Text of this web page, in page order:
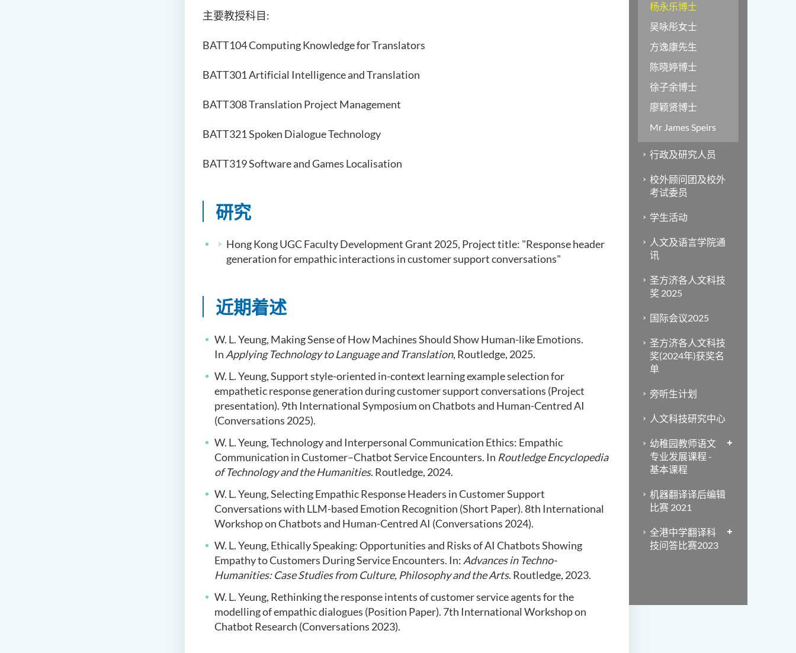
主要教授科目:
BATT104 Computing Knowledge for Translators
BATT301 Artificial Intelligence and Translation
BATT308 Translation Project Management
BATT321 Spoken Dialogue Technology
BATT319 Software and Games Localisation
研究
Hong Kong UGC Faculty Development Grant 2025, Project title: "Response header
generation for empathic interactions in customer support conversations"
近期着述
W. L. Yeung, Making Sense of How Machines Should Show Human-like Emotions.
In Applying Technology to Language and Translation, Routledge, 2025.
W. L. Yeung, Support style-oriented in-context learning example selection for
empathetic response generation during customer support conversations (Project
presentation). 9th International Symposium on Chatbots and Human-Centred AI
(Conversations 2025).
W. L. Yeung, Technology and Interpersonal Communication Ethics: Empathic
Communication in Customer–Chatbot Service Encounters. In Routledge Encyclopedia
of Technology and the Humanities. Routledge, 2024.
W. L. Yeung, Selecting Empathic Response Headers in Customer Support
Conversations with LLM-based Emotion Recognition (Short Paper). 8th International
Workshop on Chatbots and Human-Centred AI (Conversations 2024).
W. L. Yeung, Ethically Speaking: Opportunities and Risks of AI Chatbots Showing
Empathy to Customers During Service Encounters. In: Advances in Techno-
Humanities: Case Studies from Culture, Philosophy and the Arts. Routledge, 2023.
W. L. Yeung, Rethinking the response intents of customer service agents for the
modelling of empathic dialogues (Position Paper). 7th International Workshop on
Chatbot Research (Conversations 2023).
杨永乐博士
吴咏彤女士
方逸康先生
陈晓婷博士
徐子余博士
廖颖贤博士
Mr James Speirs
行政及研究人员
校外顾问团及校外
考试委员
学生活动
人文及语言学院通
讯
圣方济各人文科技
奖 2025
国际会议2025
圣方济各人文科技
奖(2024年)获奖名
单
旁听生计划
人文科技研究中心
幼稚园教师语文
专业发展课程 -
基本课程
机器翻译译后编辑
比赛 2021
全港中学翻译科
技问答比赛2023